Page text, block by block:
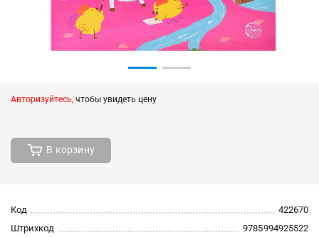
Авторизуйтесь, чтобы увидеть цену
В корзину
Код
422670
Штрихкод
9785994925522